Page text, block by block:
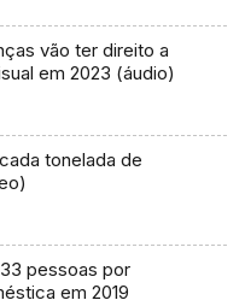
vão ter direito a
em 2023 (áudio)
tonelada de
pessoas por
em 2019